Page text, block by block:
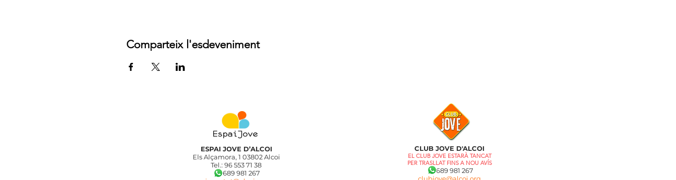
Comparteix l'esdeveniment
CLUB JOVE D'ALCOI
EL CLUB JOVE ESTARÀ TANCAT
PER TRASLLAT FINS A NOU AVÍS
689 981 267
clubjove@alcoi.org
ESPAI JOVE D’ALCOI
Els Alçamora, 1 03802 Alcoi
Tel.: 96 553 71 38
689 981 267